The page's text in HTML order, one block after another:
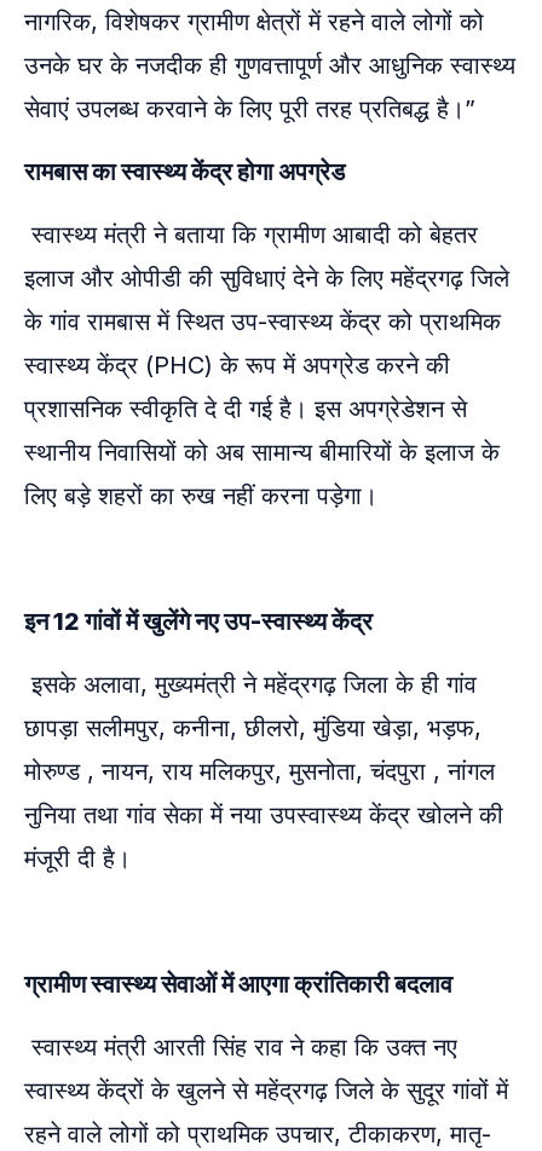
नागरिक, विशेषकर ग्रामीण क्षेत्रों में रहने वाले लोगों को
उनके घर के नजदीक ही गुणवत्तापूर्ण और आधुनिक स्वास्थ्य
सेवाएं उपलब्ध करवाने के लिए पूरी तरह प्रतिबद्ध है।”
रामबास का स्वास्थ्य केंद्र होगा अपग्रेड
स्वास्थ्य मंत्री ने बताया कि ग्रामीण आबादी को बेहतर
इलाज और ओपीडी की सुविधाएं देने के लिए महेंद्रगढ़ जिले
के गांव रामबास में स्थित उप-स्वास्थ्य केंद्र को प्राथमिक
स्वास्थ्य केंद्र (PHC) के रूप में अपग्रेड करने की
प्रशासनिक स्वीकृति दे दी गई है। इस अपग्रेडेशन से
स्थानीय निवासियों को अब सामान्य बीमारियों के इलाज के
लिए बड़े शहरों का रुख नहीं करना पड़ेगा।
इन 12 गांवों में खुलेंगे नए उप-स्वास्थ्य केंद्र
इसके अलावा, मुख्यमंत्री ने महेंद्रगढ़ जिला के ही गांव
छापड़ा सलीमपुर, कनीना, छीलरो, मुंडिया खेड़ा, भड़फ,
मोरुण्ड , नायन, राय मलिकपुर, मुसनोता, चंदपुरा , नांगल
नुनिया तथा गांव सेका में नया उपस्वास्थ्य केंद्र खोलने की
मंजूरी दी है।
ग्रामीण स्वास्थ्य सेवाओं में आएगा क्रांतिकारी बदलाव
स्वास्थ्य मंत्री आरती सिंह राव ने कहा कि उक्त नए
स्वास्थ्य केंद्रों के खुलने से महेंद्रगढ़ जिले के सुदूर गांवों में
रहने वाले लोगों को प्राथमिक उपचार, टीकाकरण, मातृ-